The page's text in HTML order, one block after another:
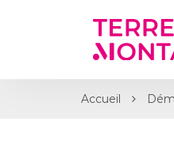
Accueil